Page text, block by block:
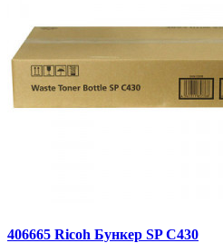
406665 Ricoh Бункер SP C430